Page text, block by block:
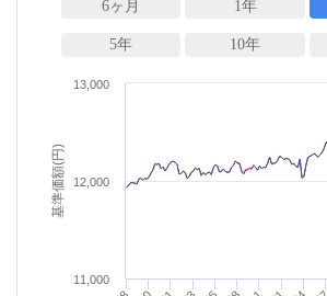
6ヶ月 1年
5年 10年
基準価額(円)
11,000
12,000
13,000